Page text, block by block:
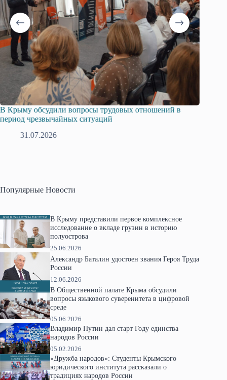
В Крыму обсудили вопросы трудовых отношений в
период чрезвычайных ситуаций
31.07.2026
Популярные Новости
В Крыму представили первое комплексное
исследование о вкладе грузин в историю
полуострова
25.06.2026
Александр Баталин удостоен звания Героя Труда
России
12.06.2026
В Общественной палате Крыма обсудили
вопросы языкового суверенитета в цифровой
среде
05.06.2026
Владимир Путин дал старт Году единства
народов России
05.02.2026
«Дружба народов»: Студенты Крымского
юридического института рассказали о
традициях народов России